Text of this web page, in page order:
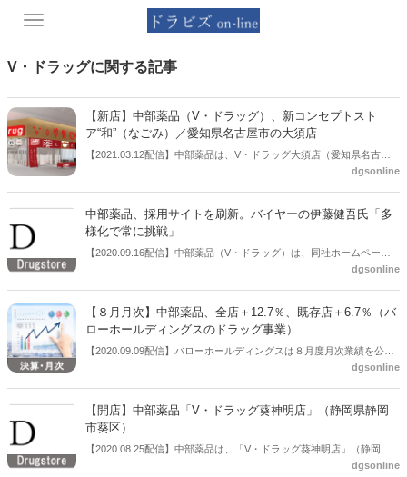
Toggle
V・ドラッグに関する記事
【新店】中部薬品（V・ドラッグ）、新コンセプトスト
ア“和”（なごみ）／愛知県名古屋市の大須店
【2021.03.12配信】中部薬品は、V・ドラッグ大須店（愛知県名古屋
市中区）をオープンした。新しいコンセプトストアである“和”（なご
dgsonline
中部薬品、採用サイトを刷新。バイヤーの伊藤健吾氏「多
様化で常に挑戦」
【2020.09.16配信】中部薬品（V・ドラッグ）は、同社ホームページ
の採用サイトをリニューアルした。店長やエリアマネージャーのほ
登場している。お客さまが求めているものを知るために、自らいろい
ろなことを調べ、足を運び、実際に体験してみることが必要です。今
後も時代のニーズを捉え先読みをして市場を自らの力で開拓していく
ことにこだわり続けます」とバイヤーの仕事の魅力を求職者に伝えて
dgsonline
【８月月次】中部薬品、全店＋12.7％、既存店＋6.7％（バ
ローホールディングスのドラッグ事業）
【2020.09.09配信】バローホールディングスは８月度月次業績を公表
した。それによると、中部薬品（416店舗）、ひだ薬局（６店舗）、
店売上＋12.7％、既存店＋6.7％だった。既存店売上のうち、客数は＋
3.2％、客単価は＋3.4％だった。８月のドラッグストア出店は３店舗
で、ドラッグストア店舗は８月時点で429店舗となった。
dgsonline
【開店】中部薬品「V・ドラッグ葵神明店」（静岡県静岡
市葵区）
【2020.08.25配信】中部薬品は、「V・ドラッグ葵神明店」（静岡県
静岡市葵区神明町22-2）を８月27日にオープンする。営業時間は9：
dgsonline